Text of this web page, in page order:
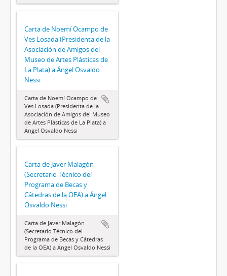
Carta de Noemí Ocampo de
Ves Losada (Presidenta de la
Asociación de Amigos del
Museo de Artes Plásticas de
La Plata) a Ángel Osvaldo
Nessi
Carta de Noemí Ocampo de
Ves Losada (Presidenta de la
Asociación de Amigos del Museo
de Artes Plásticas de La Plata) a
Ángel Osvaldo Nessi
Carta de Javer Malagón
(Secretario Técnico del
Programa de Becas y
Cátedras de la OEA) a Ángel
Osvaldo Nessi
Carta de Javer Malagón
(Secretario Técnico del
Programa de Becas y Cátedras
de la OEA) a Ángel Osvaldo Nessi